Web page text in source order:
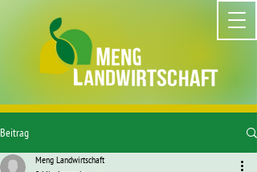
Beitrag
Meng Landwirtschaft